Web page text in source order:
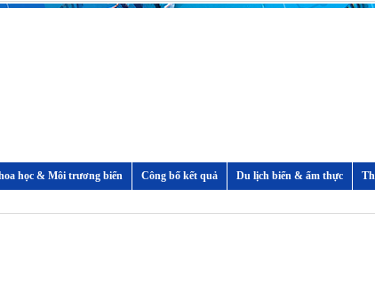
học & Môi trương biển Công bố kết quả Du lịch biển & ẩm thực